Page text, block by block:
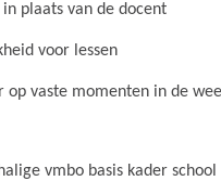
plaats van de docent
voor lessen
op vaste momenten in de
vmbo basis kader